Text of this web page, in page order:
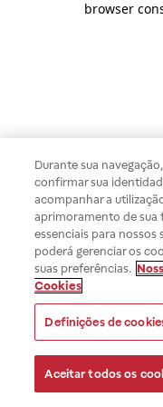
browser
Durante sua
confirmar sua
acompanhar a
aprimoramento de sua
essenciais para
poderá gerenciar os
suas preferências.
Cookies
Definições de
Aceitar todos os